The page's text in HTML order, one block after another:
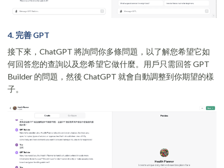
4. 完善 GPT
接下來，ChatGPT 將詢問你多條問題，以了解您希望它如
何回答您的查詢以及您希望它做什麼。用戶只需回答 GPT
Builder 的問題，然後 ChatGPT 就會自動調整到你期望的樣
子。